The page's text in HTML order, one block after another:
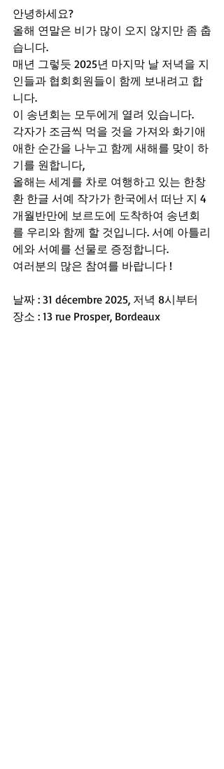
안녕하세요?
올해 연말은 비가 많이 오지 않지만 좀 춥
습니다.
매년 그렇듯 2025년 마지막 날 저녁을 지
인들과 협회회원들이 함께 보내려고 합
니다.
이 송년회는 모두에게 열려 있습니다.
각자가 조금씩 먹을 것을 가져와 화기애
애한 순간을 나누고 함께 새해를 맞이 하
기를 원합니다,
올해는 세계를 차로 여행하고 있는 한창
환 한글 서예 작가가 한국에서 떠난 지 4
개월반만에 보르도에 도착하여 송년회
를 우리와 함께 할 것입니다. 서예 아틀리
에와 서예를 선물로 증정합니다.
여러분의 많은 참여를 바랍니다 !
날짜 : 31 décembre 2025, 저녁 8시부터
장소 : 13 rue Prosper, Bordeaux